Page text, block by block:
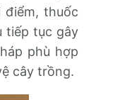
điểm, thuốc
tiếp tục gây
phù hợp
cây trồng.